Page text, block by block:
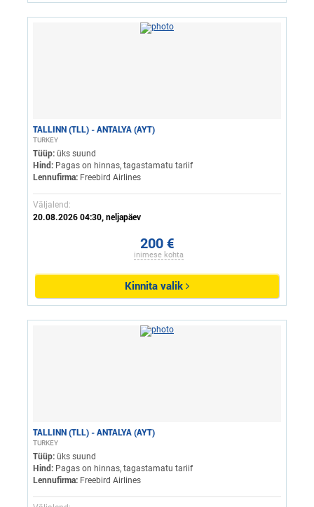
TALLINN (TLL) - ANTALYA (AYT)
TURKEY
Tüüp: üks suund
Hind: Pagas on hinnas, tagastamatu tariif
Lennufirma: Freebird Airlines
Väljalend:
20.08.2026 04:30, neljapäev
200 €
inimese kohta
Kinnita valik
TALLINN (TLL) - ANTALYA (AYT)
TURKEY
Tüüp: üks suund
Hind: Pagas on hinnas, tagastamatu tariif
Lennufirma: Freebird Airlines